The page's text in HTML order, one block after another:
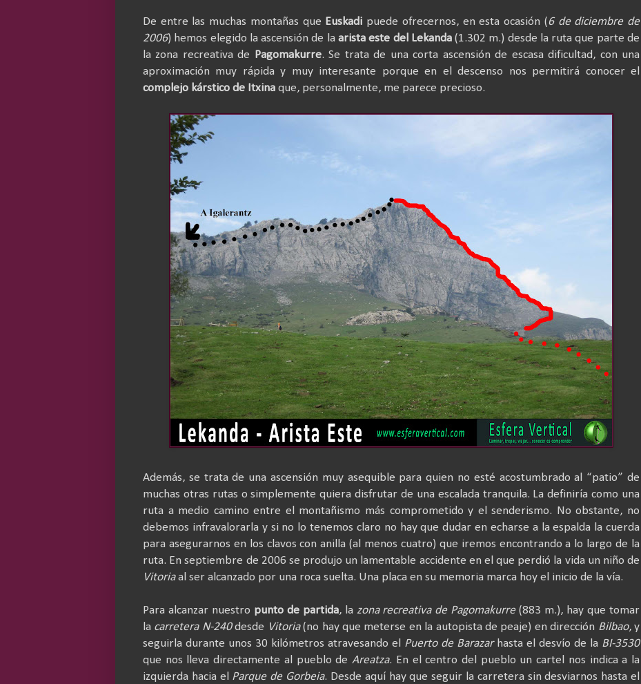
De entre las muchas montañas que Euskadi puede ofrecernos, en esta ocasión (6 de diciembre de
2006) hemos elegido la ascensión de la arista este del Lekanda(1.302 m.) desde la ruta que parte de
la zona recreativa de
Pagomakurre. Se trata de una corta ascensión de escasa dificultad, con una
aproximación muy rápida y muy interesante porque en el descenso nos permitirá conocer el
complejo kárstico de Itxina que, personalmente, me parece precioso.
Además, se trata de una ascensión muy asequible para quien no esté acostumbrado al “patio” de
muchas otras rutas o simplemente quiera disfrutar de una escalada tranquila. La definiría como una
ruta a medio camino entre el montañismo más comprometido y el senderismo. No obstante, no
debemos infravalorarla y si no lo tenemos claro no hay que dudar en echarse a la espalda la cuerda
para asegurarnos en los clavos con anilla (al menos cuatro) que iremos encontrando a lo largo de la
ruta. En septiembre de 2006 se produjo un lamentable accidente en el que perdió la vida un niño de
Vitoriaal ser alcanzado por una roca suelta. Una placa en su memoria marca hoy el inicio de la vía.
Para alcanzar nuestro punto de partida, la zona recreativa de Pagomakurre(883 m.), hay que tomar
la carretera N-240desde Vitoria(no hay que meterse en la autopista de peaje) en dirección Bilbao, y
seguirla durante unos 30 kilómetros atravesando el Puerto de Barazarhasta el desvío de la BI-3530
que nos lleva directamente al pueblo deAreatza. En el centro del pueblo un cartel nos indica a la
izquierda hacia el Parque de Gorbeia. Desde aquí hay que seguir la carretera sin desviarnos hasta el